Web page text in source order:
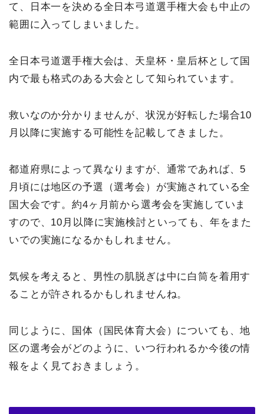
て、日本一を決める全日本弓道選手権大会も中止の
範囲に入ってしまいました。
全日本弓道選手権大会は、天皇杯・皇后杯として国
内で最も格式のある大会として知られています。
救いなのか分かりませんが、状況が好転した場合10
月以降に実施する可能性を記載してきました。
都道府県によって異なりますが、通常であれば、5
月頃には地区の予選（選考会）が実施されている全
国大会です。約4ヶ月前から選考会を実施していま
すので、10月以降に実施検討といっても、年をまた
いでの実施になるかもしれません。
気候を考えると、男性の肌脱ぎは中に白筒を着用す
ることが許されるかもしれませんね。
同じように、国体（国民体育大会）についても、地
区の選考会がどのように、いつ行われるか今後の情
報をよく見ておきましょう。